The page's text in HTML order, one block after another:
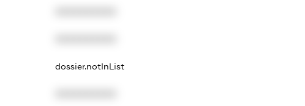
dossier.notInList